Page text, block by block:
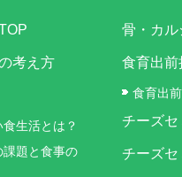
考え方
生活とは？
課題と食事の
骨・カ
食育出前
食育出
チーズ
チーズ